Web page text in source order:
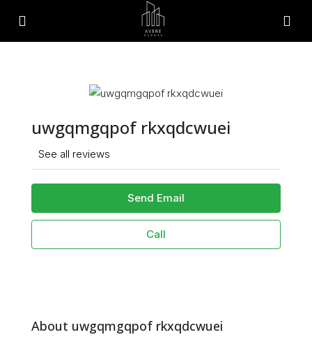
uwgqmgqpof rkxqdcwuei
See all reviews
Send Email
Call
About uwgqmgqpof rkxqdcwuei